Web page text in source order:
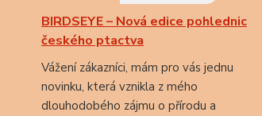
BIRDSEYE – Nová edice pohlednic
českého ptactva
Vážení zákazníci, mám pro vás jednu
novinku, která vznikla z mého
dlouhodobého zájmu o přírodu a